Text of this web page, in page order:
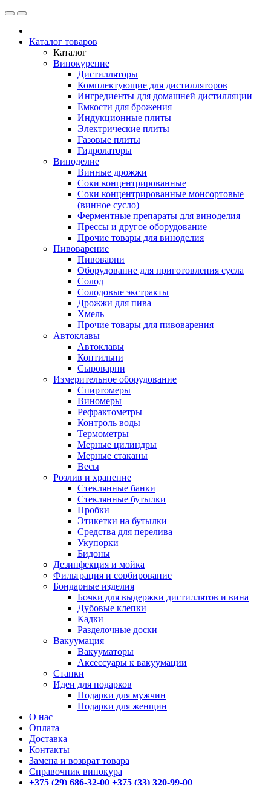
Каталог товаров
Каталог
Винокурение
Дистилляторы
Комплектующие для дистилляторов
Ингредиенты для домашней дистилляции
Емкости для брожения
Индукционные плиты
Электрические плиты
Газовые плиты
Гидролаторы
Виноделие
Винные дрожжи
Соки концентрированные
Соки концентрированные монсортовые
(винное сусло)
Ферментные препараты для виноделия
Прессы и другое оборудование
Прочие товары для виноделия
Пивоварение
Пивоварни
Оборудование для приготовления сусла
Солод
Солодовые экстракты
Дрожжи для пива
Хмель
Прочие товары для пивоварения
Автоклавы
Автоклавы
Коптильни
Сыроварни
Измерительное оборудование
Спиртомеры
Виномеры
Рефрактометры
Контроль воды
Термометры
Мерные цилиндры
Мерные стаканы
Весы
Розлив и хранение
Стеклянные банки
Стеклянные бутылки
Пробки
Этикетки на бутылки
Средства для перелива
Укупорки
Бидоны
Дезинфекция и мойка
Фильтрация и сорбирование
Бондарные изделия
Бочки для выдержки дистиллятов и вина
Дубовые клепки
Кадки
Разделочные доски
Вакуумация
Вакууматоры
Аксессуары к вакуумации
Станки
Идеи для подарков
Подарки для мужчин
Подарки для женщин
О нас
Оплата
Доставка
Контакты
Замена и возврат товара
Справочник винокура
+375 (29) 686-32-00 +375 (33) 320-99-00